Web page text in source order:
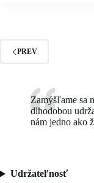
PREV
Zamýšľame sa
dlhodobou
nám jedno ako
Udržateľnosť